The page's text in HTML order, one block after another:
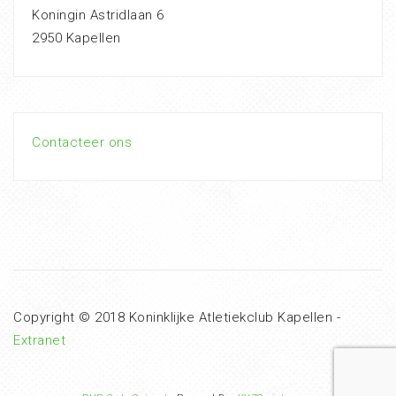
Koningin Astridlaan 6
2950 Kapellen
Contacteer ons
Copyright © 2018 Koninklijke Atletiekclub Kapellen -
Extranet